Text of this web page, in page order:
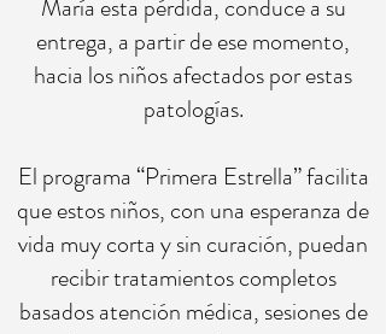
María esta pérdida, conduce a su
entrega, a partir de ese momento,
hacia los niños afectados por estas
patologías.
El programa “Primera Estrella” facilita
que estos niños, con una esperanza de
vida muy corta y sin curación, puedan
recibir tratamientos completos
basados atención médica, sesiones de